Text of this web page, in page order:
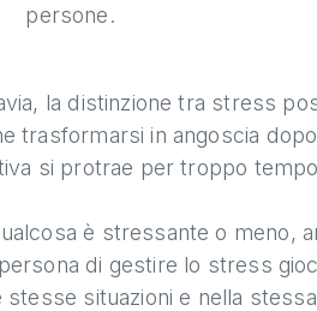
persone.
la distinzione tra stress
trasformarsi in angoscia
si protrae per troppo
è stressante o meno,
di gestire lo stress
stesse situazioni e nella